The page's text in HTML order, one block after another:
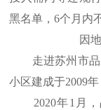
黑名单，6个月内
因
走进苏州市品
小区建成于2009年
2020年1月，